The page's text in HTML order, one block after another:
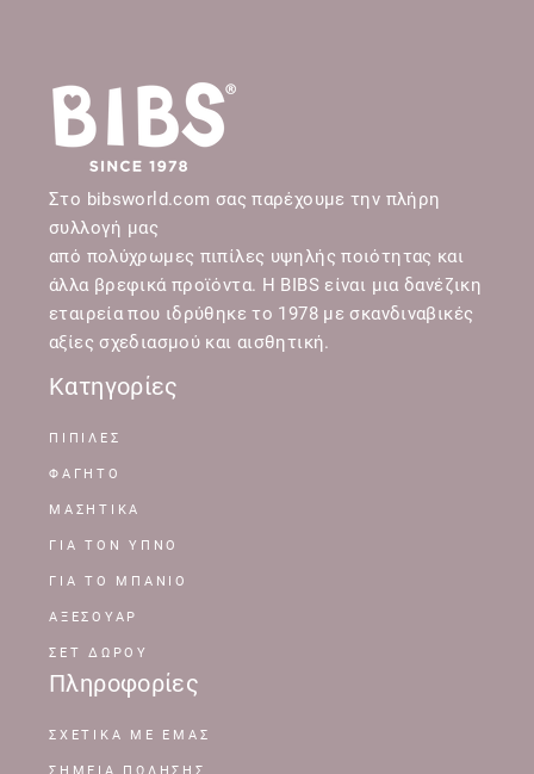
Στο bibsworld.com σας παρέχουμε την πλήρη
συλλογή μας
από πολύχρωμες πιπίλες υψηλής ποιότητας και
άλλα βρεφικά προϊόντα. Η BIBS είναι μια δανέζικη
εταιρεία που ιδρύθηκε το 1978 με σκανδιναβικές
αξίες σχεδιασμού και αισθητική.
Κατηγορίες
ΠΙΠΙΛΕΣ
ΦΑΓΗΤΟ
ΜΑΣΗΤΙΚΑ
ΓΙΑ ΤΟΝ ΥΠΝΟ
ΓΙΑ ΤΟ ΜΠΑΝΙΟ
ΑΞΕΣΟΥΑΡ
ΣΕΤ ΔΩΡΟΥ
Πληροφορίες
ΣΧΕΤΙΚΆ ΜΕ ΕΜΆΣ